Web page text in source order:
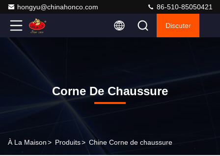
hongyu@chinahonco.com 86-510-85050421
Discuter
Corne De Chaussure
À La Maison> Produits> Chine Corne de chaussure